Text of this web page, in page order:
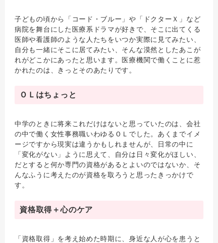
子どもの頃から「コード・ブルー」や「ドクターＸ」など
病院を舞台にした医療系ドラマが好きで、そこに出てくる
医師や看護師のような人たちをいつか実際に見てみたい、
自分も一緒にそこに居てみたい、そんな漠然としたあこが
れがどこかにあったと思います。医療機関で働くことに惹
かれたのは、きっとそのあたりです。
ＯＬはちょっと
中学のときに将来これだけはないと思っていたのは、会社
の中で働く女性事務職いわゆるＯＬでした。あくまでイメ
ージですから現実は違うかもしれませんが、日常の中に
「変化がない」ように思えて、自分は日々変化がほしい、
だとすると何か専門の資格があるとよいのではないか、そ
んなふうに考えたのが資格を取ろうと思ったきっかけで
す。
資格取得＋心のケア
「資格取得」を考え始めた時期に、身近な人が心を患うと